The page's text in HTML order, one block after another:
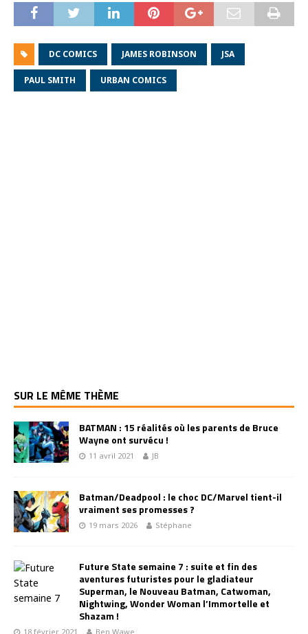
DC COMICS JAMES ROBINSON JSA
PAUL SMITH URBAN COMICS
SUR LE MÊME THÈME
BATMAN : 15 réalités où les parents de Bruce
Wayne ont survécu !
11 avril 2021 JB
Batman/Deadpool : le choc DC/Marvel tient-il
vraiment ses promesses ?
19 mars 2026 Stéphane
Future State semaine 7 : suite et fin des
aventures futuristes pour le gladiateur
Superman, le Nouveau Batman, Catwoman,
Nightwing, Wonder Woman l’Immortelle et
Shazam !
18 février 2021 Ben Wawe